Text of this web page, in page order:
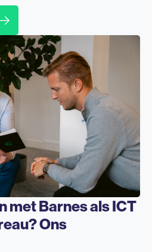
met Barnes als ICT
Ons